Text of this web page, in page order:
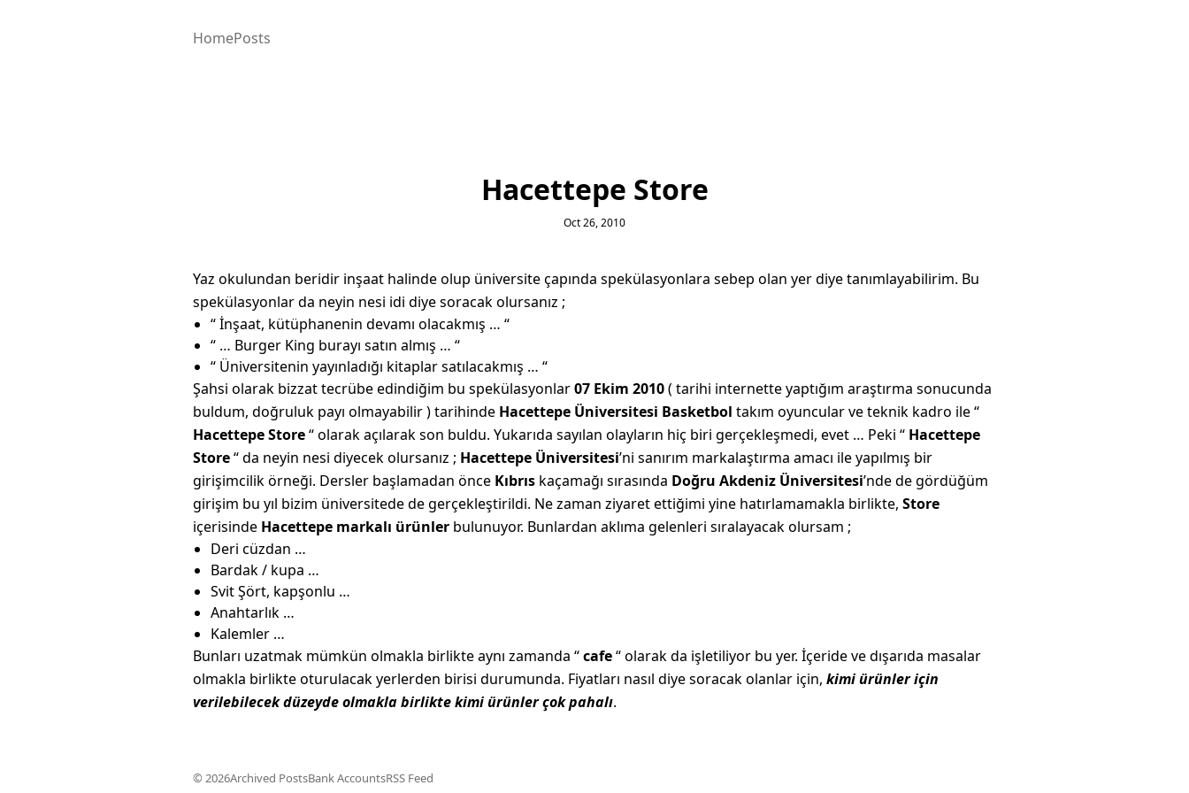
HomePosts
Hacettepe Store
Oct 26, 2010
Yaz okulundan beridir inşaat halinde olup üniversite çapında spekülasyonlara sebep olan yer diye tanımlayabilirim. Bu
spekülasyonlar da neyin nesi idi diye soracak olursanız ;
“ İnşaat, kütüphanenin devamı olacakmış … “
“ … Burger King burayı satın almış … “
“ Üniversitenin yayınladığı kitaplar satılacakmış … “
Şahsi olarak bizzat tecrübe edindiğim bu spekülasyonlar07 Ekim 2010( tarihi internette yaptığım araştırma sonucunda
buldum, doğruluk payı olmayabilir ) tarihinde Hacettepe Üniversitesi Basketbol takım oyuncular ve teknik kadro ile “
Hacettepe Store“ olarak açılarak son buldu. Yukarıda sayılan olayların hiç biri gerçekleşmedi, evet … Peki “ Hacettepe
Store“ da neyin nesi diyecek olursanız ; Hacettepe Üniversitesi’ni sanırım markalaştırma amacı ile yapılmış bir
girişimcilik örneği. Dersler başlamadan önce Kıbrıs kaçamağı sırasında Doğru Akdeniz Üniversitesi’nde de gördüğüm
girişim bu yıl bizim üniversitede de gerçekleştirildi. Ne zaman ziyaret ettiğimi yine hatırlamamakla birlikte, Store
içerisinde Hacettepe markalı ürünler bulunuyor. Bunlardan aklıma gelenleri sıralayacak olursam ;
Deri cüzdan …
Bardak / kupa …
Svit Şört, kapşonlu …
Anahtarlık …
Kalemler …
Bunları uzatmak mümkün olmakla birlikte aynı zamanda “cafe“ olarak da işletiliyor bu yer. İçeride ve dışarıda masalar
olmakla birlikte oturulacak yerlerden birisi durumunda. Fiyatları nasıl diye soracak olanlar için, kimi ürünler için
verilebilecek düzeyde olmakla birlikte kimi ürünler çok pahalı.
© 2026Archived PostsBank AccountsRSS Feed